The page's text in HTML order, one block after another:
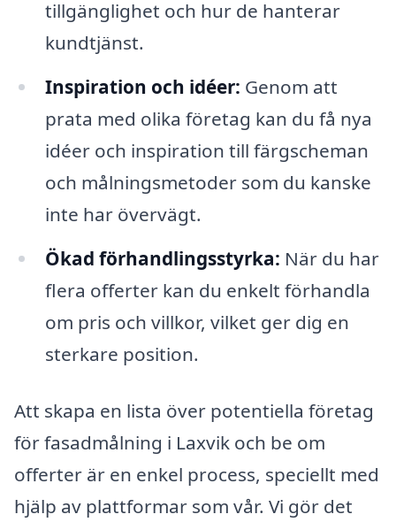
tillgänglighet och hur de hanterar
kundtjänst.
Inspiration och idéer: Genom att
prata med olika företag kan du få nya
idéer och inspiration till färgscheman
och målningsmetoder som du kanske
inte har övervägt.
Ökad förhandlingsstyrka: När du har
flera offerter kan du enkelt förhandla
om pris och villkor, vilket ger dig en
sterkare position.
Att skapa en lista över potentiella företag
för fasadmålning i Laxvik och be om
offerter är en enkel process, speciellt med
hjälp av plattformar som vår. Vi gör det